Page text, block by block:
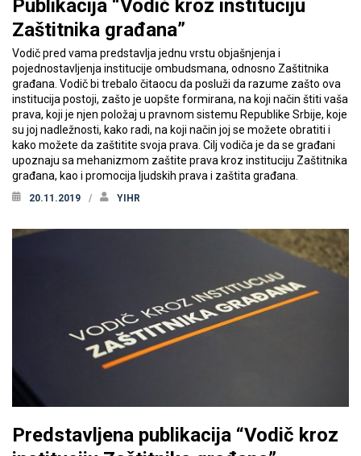
Publikacija “Vodič kroz instituciju
Zaštitnika građana”
Vodič pred vama predstavlja jednu vrstu objašnjenja i
pojednostavljenja institucije ombudsmana, odnosno Zaštitnika
građana. Vodič bi trebalo čitaocu da posluži da razume zašto ova
institucija postoji, zašto je uopšte formirana, na koji način štiti vaša
prava, koji je njen položaj u pravnom sistemu Republike Srbije, koje
su joj nadležnosti, kako radi, na koji način joj se možete obratiti i
kako možete da zaštitite svoja prava. Cilj vodiča je da se građani
upoznaju sa mehanizmom zaštite prava kroz instituciju Zaštitnika
građana, kao i promocija ljudskih prava i zaštita građana.
20.11.2019 YIHR
Predstavljena publikacija “Vodič kroz